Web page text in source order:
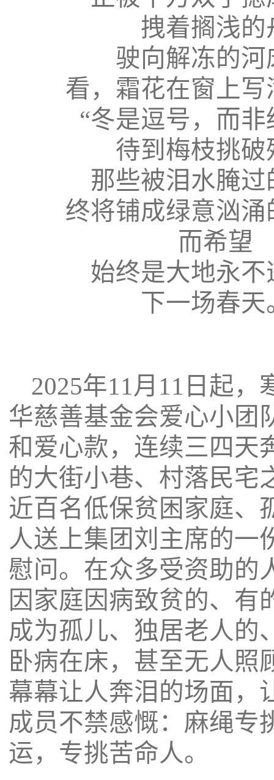
拽着搁浅的
驶向解冻的河
看，霜花在窗上写
“冬是逗号，而非
待到梅枝挑破
那些被泪水腌过
终将铺成绿意汹涌
而希望
始终是大地永不
下一场春天
2025年11月11日起，
华慈善基金会爱心小团
和爱心款，连续三四天
的大街小巷、村落民宅
近百名低保贫困家庭、
人送上集团刘主席的一
慰问。在众多受资助的
因家庭因病致贫的、有
成为孤儿、独居老人的
卧病在床，甚至无人照
幕幕让人奔泪的场面，
成员不禁感慨：麻绳专
运，专挑苦命人。